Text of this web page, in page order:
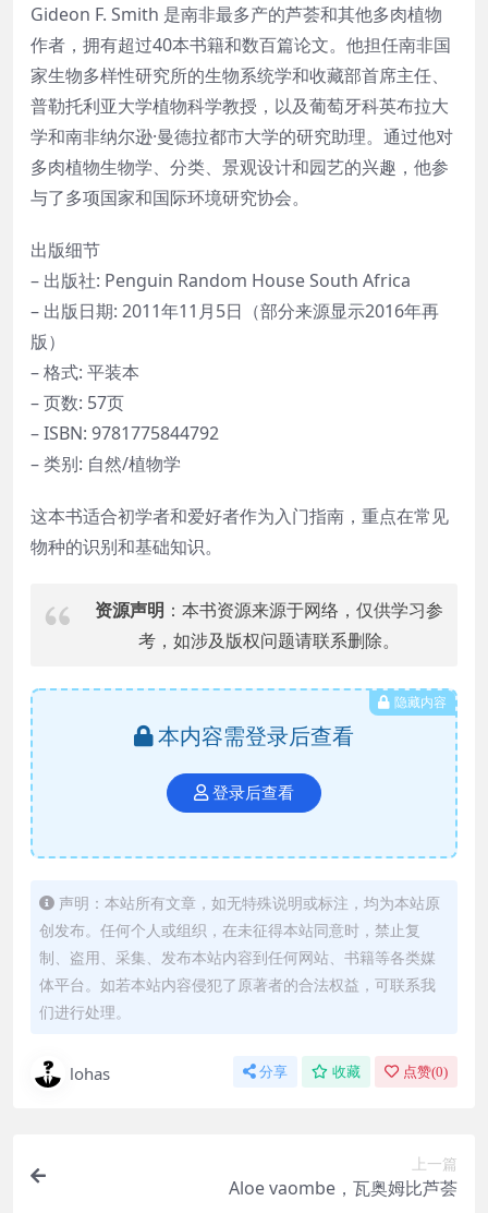
Gideon F. Smith 是南非最多产的芦荟和其他多肉植物
作者，拥有超过40本书籍和数百篇论文。他担任南非国
家生物多样性研究所的生物系统学和收藏部首席主任、
普勒托利亚大学植物科学教授，以及葡萄牙科英布拉大
学和南非纳尔逊·曼德拉都市大学的研究助理。通过他对
多肉植物生物学、分类、景观设计和园艺的兴趣，他参
与了多项国家和国际环境研究协会。
出版细节
– 出版社: Penguin Random House South Africa
– 出版日期: 2011年11月5日（部分来源显示2016年再
版）
– 格式: 平装本
– 页数: 57页
– ISBN: 9781775844792
– 类别: 自然/植物学
这本书适合初学者和爱好者作为入门指南，重点在常见
物种的识别和基础知识。
资源声明 ：本书资源来源于网络，仅供学习参
考，如涉及版权问题请联系删除。
隐藏内容
本内容需登录后查看
登录后查看
声明：本站所有文章，如无特殊说明或标注，均为本站原
创发布。任何个人或组织，在未征得本站同意时，禁止复
制、盗用、采集、发布本站内容到任何网站、书籍等各类媒
体平台。如若本站内容侵犯了原著者的合法权益，可联系我
们进行处理。
lohas 分享 收藏 点赞(0)
上一篇
Aloe vaombe，瓦奥姆比芦荟